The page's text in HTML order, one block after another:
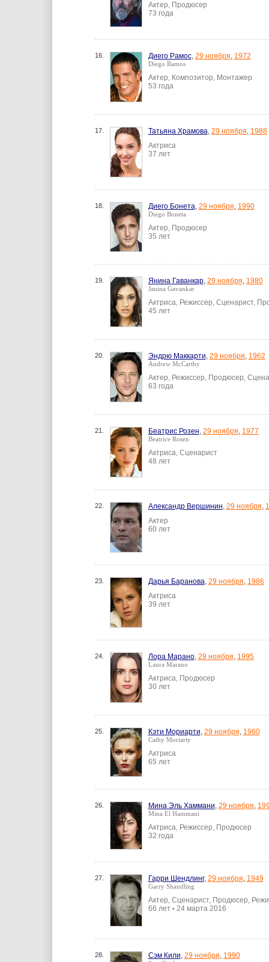
Актер, Продюсер
73 года
16. Диего Рамос, 29 ноября, 1972
Diego Ramos
Актер, Композитор, Монтажер
53 года
17. Татьяна Храмова, 29 ноября, 1988
Актриса
37 лет
18. Диего Бонета, 29 ноября, 1990
Diego Boneta
Актер, Продюсер
35 лет
19. Янина Гаванкар, 29 ноября, 1980
Janina Gavankar
Актриса, Режиссер, Сценарист,
45 лет
20. Эндрю Маккарти, 29 ноября, 1962
Andrew McCarthy
Актер, Режиссер, Продюсер,
63 года
21. Беатрис Розен, 29 ноября, 1977
Beatrice Rosen
Актриса, Сценарист
48 лет
22. Александр Вершинин, 29 ноября,
Актер
60 лет
23. Дарья Баранова, 29 ноября, 1986
Актриса
39 лет
24. Лора Марано, 29 ноября, 1995
Laura Marano
Актриса, Продюсер
30 лет
25. Кэти Мориарти, 29 ноября, 1960
Cathy Moriarty
Актриса
65 лет
26. Мина Эль Хаммани, 29 ноября,
Mina El Hammani
Актриса, Режиссер, Продюсер
32 года
27. Гарри Шендлинг, 29 ноября, 1949
Garry Shandling
Актер, Сценарист, Продюсер,
66 лет • 24 марта 2016
28. Сэм Кили, 29 ноября, 1990